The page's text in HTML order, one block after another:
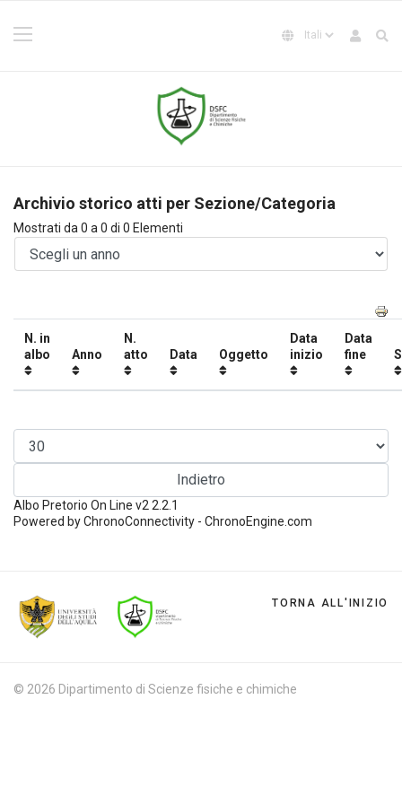
Archivio storico atti per Sezione/Categoria
Mostrati da 0 a 0 di 0 Elementi
N. in
albo
Anno
N.
atto
Data Oggetto
Data
inizio
Data
fine
Indietro
Albo Pretorio On Line v2 2.2.1
Powered by ChronoConnectivity - ChronoEngine.com
TORNA ALL'INIZIO
© 2026 Dipartimento di Scienze fisiche e chimiche